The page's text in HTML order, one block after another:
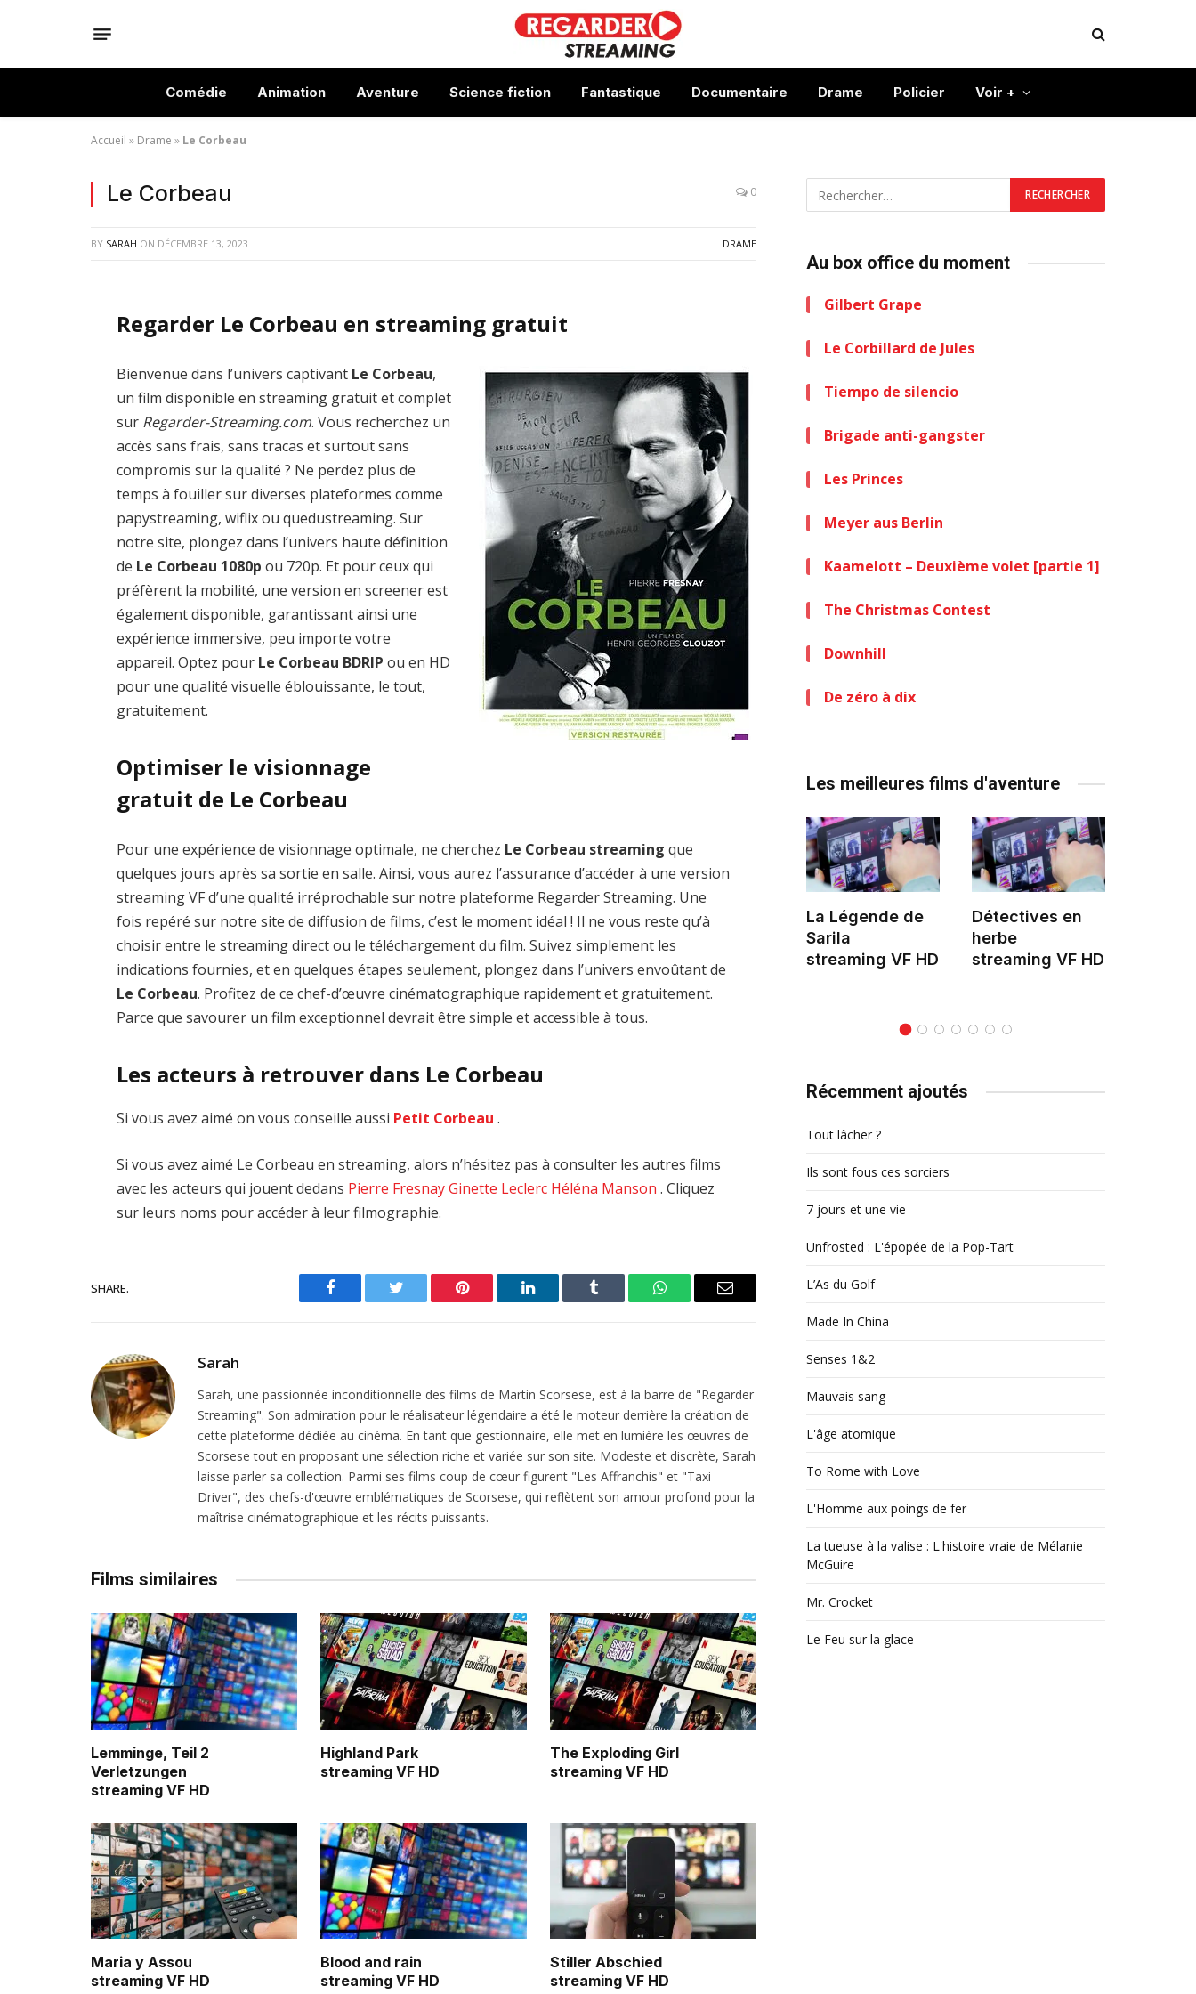
Comédie Animation Aventure Science fiction Fantastique Documentaire Drame Policier Voir +
Accueil » Drame » Le Corbeau
Le Corbeau 0
BY SARAH ON DÉCEMBRE 13, 2023 DRAME
Regarder Le Corbeau en streaming gratuit
Bienvenue dans l’univers captivant Le Corbeau,
un film disponible en streaming gratuit et complet
sur Regarder-Streaming.com. Vous recherchez un
accès sans frais, sans tracas et surtout sans
compromis sur la qualité ? Ne perdez plus de
temps à fouiller sur diverses plateformes comme
papystreaming, wiflix ou quedustreaming. Sur
notre site, plongez dans l’univers haute définition
de Le Corbeau 1080p ou 720p. Et pour ceux qui
préfèrent la mobilité, une version en screener est
également disponible, garantissant ainsi une
expérience immersive, peu importe votre
appareil. Optez pour Le Corbeau BDRIP ou en HD
pour une qualité visuelle éblouissante, le tout,
gratuitement.
Optimiser le visionnage
gratuit de Le Corbeau
Pour une expérience de visionnage optimale, ne cherchez Le Corbeau streaming que
quelques jours après sa sortie en salle. Ainsi, vous aurez l’assurance d’accéder à une version
streaming VF d’une qualité irréprochable sur notre plateforme Regarder Streaming. Une
fois repéré sur notre site de diffusion de films, c’est le moment idéal ! Il ne vous reste qu’à
choisir entre le streaming direct ou le téléchargement du film. Suivez simplement les
indications fournies, et en quelques étapes seulement, plongez dans l’univers envoûtant de
Le Corbeau. Profitez de ce chef-d’œuvre cinématographique rapidement et gratuitement.
Parce que savourer un film exceptionnel devrait être simple et accessible à tous.
Les acteurs à retrouver dans Le Corbeau
Si vous avez aimé on vous conseille aussi Petit Corbeau .
Si vous avez aimé Le Corbeau en streaming, alors n’hésitez pas à consulter les autres films
avec les acteurs qui jouent dedans Pierre Fresnay Ginette Leclerc Héléna Manson . Cliquez
sur leurs noms pour accéder à leur filmographie.
SHARE.
Facebook Twitter Pinterest LinkedIn Tumblr WhatsAppEmail
Sarah
Sarah, une passionnée inconditionnelle des films de Martin Scorsese, est à la barre de "Regarder
Streaming". Son admiration pour le réalisateur légendaire a été le moteur derrière la création de
cette plateforme dédiée au cinéma. En tant que gestionnaire, elle met en lumière les œuvres de
Scorsese tout en proposant une sélection riche et variée sur son site. Modeste et discrète, Sarah
laisse parler sa collection. Parmi ses films coup de cœur figurent "Les Affranchis" et "Taxi
Driver", des chefs-d'œuvre emblématiques de Scorsese, qui reflètent son amour profond pour la
maîtrise cinématographique et les récits puissants.
Films similaires
Lemminge, Teil 2
Verletzungen
streaming VF HD
Highland Park
streaming VF HD
The Exploding Girl
streaming VF HD
Maria y Assou
streaming VF HD
Blood and rain
streaming VF HD
Stiller Abschied
streaming VF HD
Au box office du moment
Gilbert Grape
Le Corbillard de Jules
Tiempo de silencio
Brigade anti-gangster
Les Princes
Meyer aus Berlin
Kaamelott – Deuxième volet [partie 1]
The Christmas Contest
Downhill
De zéro à dix
Les meilleures films d'aventure
Zenon: Girl of
the 21st Century
streaming VF HD
La Légende des
1000 dragons
streaming VF HD
La Légende de
Sarila
streaming VF HD
Détectives en
herbe
streaming VF HD
Récemment ajoutés
Tout lâcher ?
Ils sont fous ces sorciers
7 jours et une vie
Unfrosted : L'épopée de la Pop-Tart
L’As du Golf
Made In China
Senses 1&2
Mauvais sang
L'âge atomique
To Rome with Love
L'Homme aux poings de fer
La tueuse à la valise : L'histoire vraie de Mélanie
McGuire
Mr. Crocket
Le Feu sur la glace